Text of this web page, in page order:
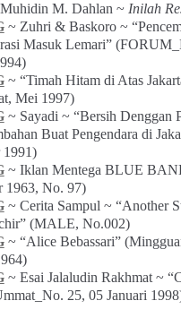
M. Dahlan ~ Inilah
~ Zuhri & Baskoro ~
Masuk Lemari”
~ “Timah Hitam di Atas
Mei 1997)
~ Sayadi ~ “Bersih Denggan
Buat Pengendara di
1991)
~ Iklan Mentega BLUE
1963, No. 97)
~ Cerita Sampul ~ “Another
(MALE, No.002)
~ “Alice Bebassari”
~ Esai Jalaludin Rakhmat ~
25, 05 Januari